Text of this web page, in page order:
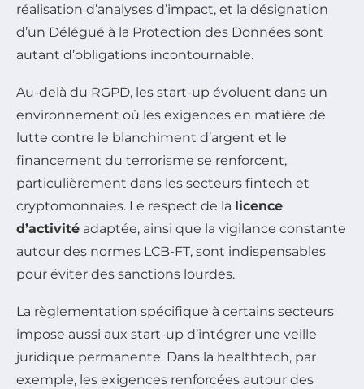
réalisation d’analyses d’impact, et la désignation
d’un Délégué à la Protection des Données sont
autant d’obligations incontournable.
Au-delà du RGPD, les start-up évoluent dans un
environnement où les exigences en matière de
lutte contre le blanchiment d’argent et le
financement du terrorisme se renforcent,
particulièrement dans les secteurs fintech et
cryptomonnaies. Le respect de la licence
d’activité adaptée, ainsi que la vigilance constante
autour des normes LCB-FT, sont indispensables
pour éviter des sanctions lourdes.
La règlementation spécifique à certains secteurs
impose aussi aux start-up d’intégrer une veille
juridique permanente. Dans la healthtech, par
exemple, les exigences renforcées autour des